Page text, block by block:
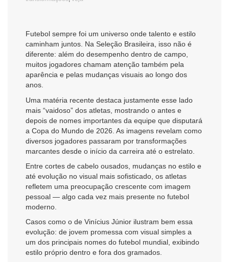
Futebol sempre foi um universo onde talento e estilo
caminham juntos. Na Seleção Brasileira, isso não é
diferente: além do desempenho dentro de campo,
muitos jogadores chamam atenção também pela
aparência e pelas mudanças visuais ao longo dos
anos.
Uma matéria recente destaca justamente esse lado
mais “vaidoso” dos atletas, mostrando o antes e
depois de nomes importantes da equipe que disputará
a Copa do Mundo de 2026. As imagens revelam como
diversos jogadores passaram por transformações
marcantes desde o início da carreira até o estrelato.
Entre cortes de cabelo ousados, mudanças no estilo e
até evolução no visual mais sofisticado, os atletas
refletem uma preocupação crescente com imagem
pessoal — algo cada vez mais presente no futebol
moderno.
Casos como o de Vinícius Júnior ilustram bem essa
evolução: de jovem promessa com visual simples a
um dos principais nomes do futebol mundial, exibindo
estilo próprio dentro e fora dos gramados.